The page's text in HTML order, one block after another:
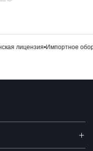
лицензия•Импортное